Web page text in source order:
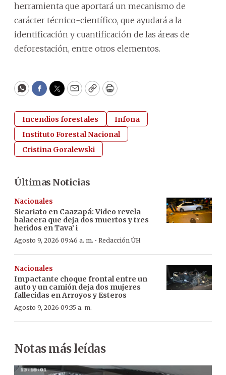
herramienta que aportará un mecanismo de
carácter técnico-científico, que ayudará a la
identificación y cuantificación de las áreas de
deforestación, entre otros elementos.
WhatsApp
Facebook
Twitter
EmailCopyPrint
Incendios forestales
Infona
Instituto Forestal Nacional
Cristina Goralewski
Últimas Noticias
Nacionales
Sicariato en Caazapá: Video revela
balacera que deja dos muertos y tres
heridos en Tava’ i
Agosto 9, 2026 09:46 a. m. · Redacción ÚH
Nacionales
Impactante choque frontal entre un
auto y un camión deja dos mujeres
fallecidas en Arroyos y Esteros
Agosto 9, 2026 09:35 a. m.
Notas más leídas